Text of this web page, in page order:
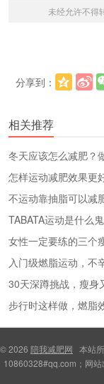
未经允许不得
分享到：
相关推荐
冬天应该怎么减肥？
怎样运动减肥效果更
不运动靠抽脂可以减
TABATA运动是什么
女性一定要练的三个
入门级燃脂运动，不
30天深蹲挑战，瘦身
步行时这样做，燃脂
© 2026 陪我减肥网 本站
10860328#qq.com；网